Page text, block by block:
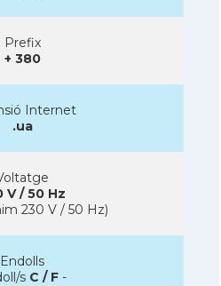
Prefix
+ 380
Internet
.ua
V / 50 Hz
230 V / 50 Hz)
Endolls
s C / F -